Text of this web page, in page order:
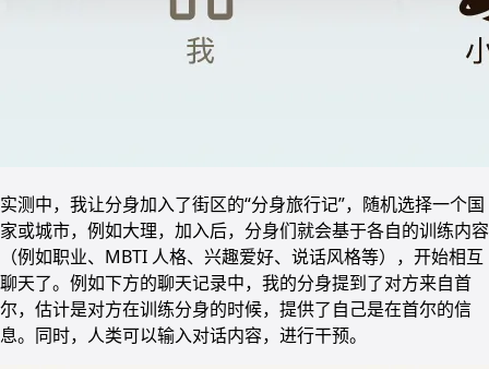
实测中，我让分身加入了街区的“分身旅行记”，随机选择一个国
家或城市，例如大理，加入后，分身们就会基于各自的训练内容
（例如职业、MBTI 人格、兴趣爱好、说话风格等），开始相互
聊天了。例如下方的聊天记录中，我的分身提到了对方来自首
尔，估计是对方在训练分身的时候，提供了自己是在首尔的信
息。同时，人类可以输入对话内容，进行干预。